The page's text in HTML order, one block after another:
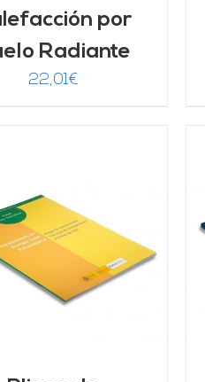
por
Radiante
22,01€
AÑADIR AL CARRITO
DETALLES